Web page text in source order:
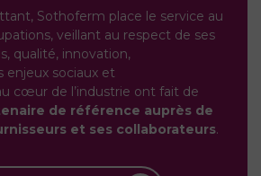
Sothoferm place le service au
veillant au respect de ses
qualité, innovation,
enjeux sociaux et
cœur de l’industrie ont fait de
de référence auprès de
et ses collaborateurs.